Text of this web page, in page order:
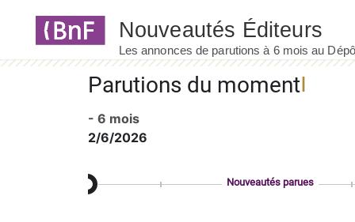
Parutions du moment
- 6 mois
2/6/2026
Nouveautés parues